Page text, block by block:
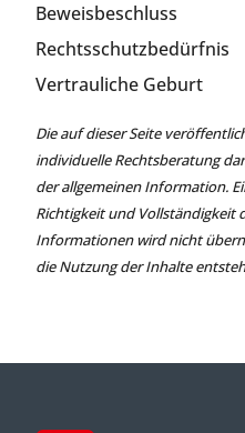
Beweisbeschluss
Rechtsschutzbedürfnis
Vertrauliche Geburt
Die auf dieser Seite
individuelle Rechtsberatung
der allgemeinen Information.
Richtigkeit und Vollständigkeit
Informationen wird nicht
die Nutzung der Inhalte